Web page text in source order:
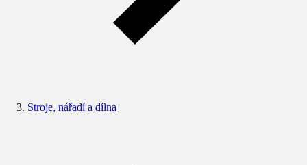
Stroje, nářadí a dílna